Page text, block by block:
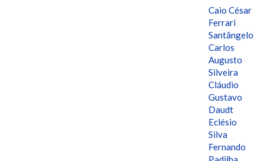
Caio César
Ferrari
Santângelo
Carlos
Augusto
Silveira
Cláudio
Gustavo
Daudt
Eclésio
Silva
Fernando